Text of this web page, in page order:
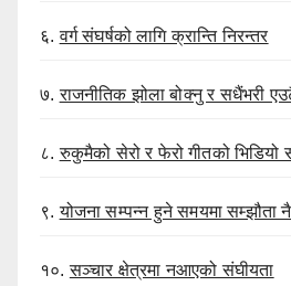
६.वर्ग संघर्षको लागि क्रान्ति निरन्तर
७.राजनीतिक झोला बोक्नु र सधैंभरी
८.रुकुमैको सेरो र फेरो गीतको भिडियो
९.योजना सम्पन्न हुने समयमा सम्झौता
१०.सञ्चार क्षेत्रमा नआएको संघीयता